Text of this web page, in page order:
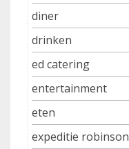
diner
drinken
ed catering
entertainment
eten
expeditie robinson